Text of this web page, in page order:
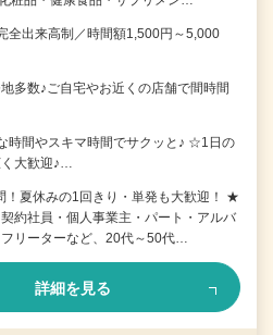
全出来高制／時間額1,500円～5,000
数♪ご自宅やお近くの店舗で間時間
時間やスキマ時間でサクッと♪ ☆1日の
大歓迎♪…
！夏休みの1回きり・単発も大歓迎！ ★
約社員・個人事業主・パート・アルバ
リーターなど、20代～50代…
詳細を見る